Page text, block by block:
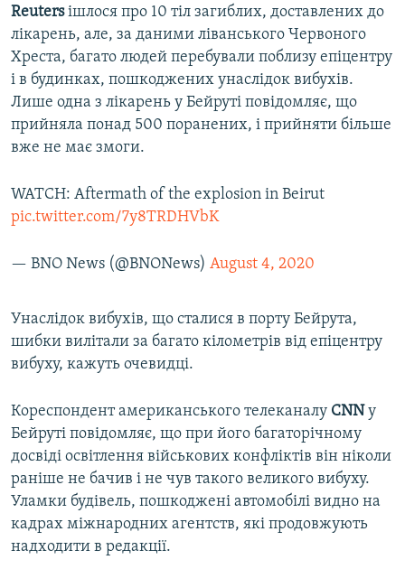
Reutersішлося про 10 тіл загиблих, доставлених до
лікарень, але, за даними ліванського Червоного
Хреста, багато людей перебували поблизу епіцентру
і в будинках, пошкоджених унаслідок вибухів.
Лише одна з лікарень у Бейруті повідомляє, що
прийняла понад 500 поранених, і прийняти більше
вже не має змоги.
WATCH: Aftermath of the explosion in Beirut
pic.twitter.com/7y8TRDHVbK
— BNO News (@BNONews) August 4, 2020
Унаслідок вибухів, що сталися в порту Бейрута,
шибки вилітали за багато кілометрів від епіцентру
вибуху, кажуть очевидці.
Кореспондент американського телеканалу CNN у
Бейруті повідомляє, що при його багаторічному
досвіді освітлення військових конфліктів він ніколи
раніше не бачив і не чув такого великого вибуху.
Уламки будівель, пошкоджені автомобілі видно на
кадрах міжнародних агентств, які продовжують
надходити в редакції.